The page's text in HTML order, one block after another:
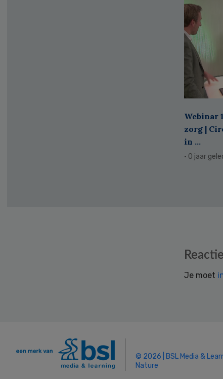
Webinar
zorg |
in ...
· 0 jaar
Je moet
© 2026 | BSL Media &
Nature